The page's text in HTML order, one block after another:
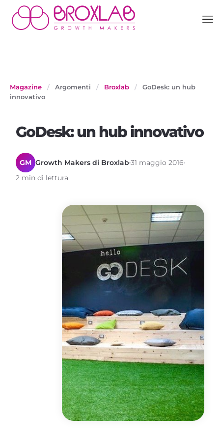
Magazine / Argomenti / Broxlab /
GoDesk: un hub
innovativo
GoDesk: un hub innovativo
GM Growth Makers di Broxlab 31 maggio 2016
2 min di lettura